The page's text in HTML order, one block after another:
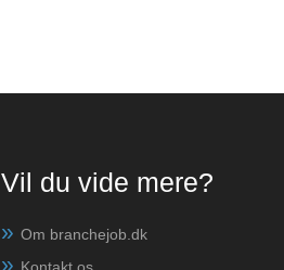
Vil du vide mere?
Om branchejob.dk